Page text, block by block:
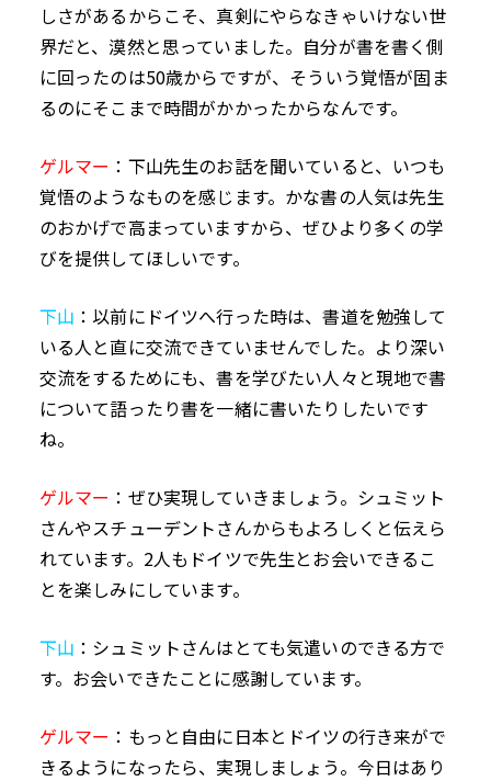
しさがあるからこそ、真剣にやらなきゃいけない世
界だと、漠然と思っていました。自分が書を書く側
に回ったのは50歳からですが、そういう覚悟が固ま
るのにそこまで時間がかかったからなんです。
ゲルマー ：下山先生のお話を聞いていると、いつも
覚悟のようなものを感じます。かな書の人気は先生
のおかげで高まっていますから、ぜひより多くの学
びを提供してほしいです。
下山 ：以前にドイツへ行った時は、書道を勉強して
いる人と直に交流できていませんでした。より深い
交流をするためにも、書を学びたい人々と現地で書
について語ったり書を一緒に書いたりしたいです
ね。
ゲルマー ：ぜひ実現していきましょう。シュミット
さんやスチューデントさんからもよろしくと伝えら
れています。 2人もドイツで先生とお会いできるこ
とを楽しみにしています。
下山 ：シュミットさんはとても気遣いのできる方で
す。お会いできたことに感謝しています。
ゲルマー ：もっと自由に日本とドイツの行き来がで
きるようになったら、実現しましょう。今日はあり